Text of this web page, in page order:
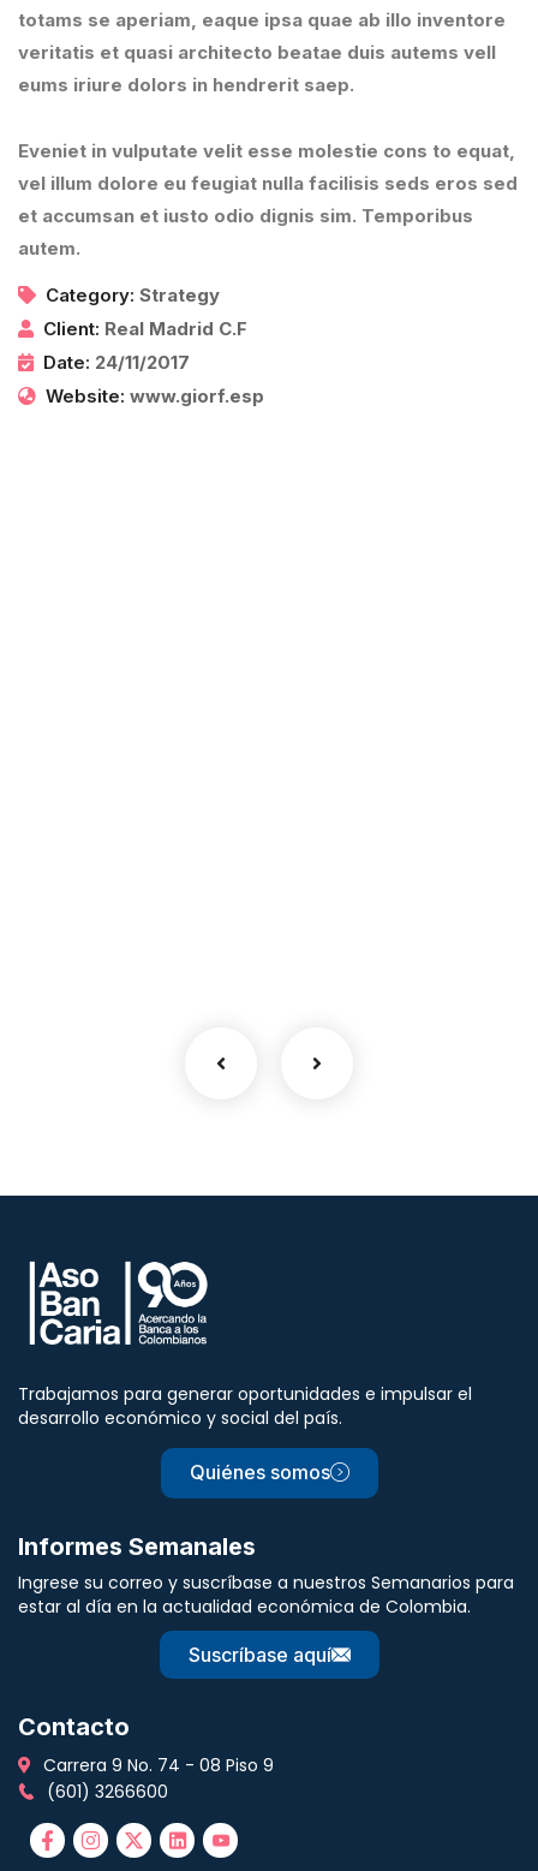
totams se aperiam, eaque ipsa quae ab illo inventore
veritatis et quasi architecto beatae duis autems vell
eums iriure dolors in hendrerit saep.
Eveniet in vulputate velit esse molestie cons to equat,
vel illum dolore eu feugiat nulla facilisis seds eros sed
et accumsan et iusto odio dignis sim. Temporibus
autem.
Category: Strategy
Client: Real Madrid C.F
Date: 24/11/2017
Website: www.giorf.esp
Informe de gestión gremial
Trabajamos para generar oportunidades e impulsar el
desarrollo económico y social del país.
Quiénes somos
Informes Semanales
Ingrese su correo y suscríbase a nuestros Semanarios para
estar al día en la actualidad económica de Colombia.
Suscríbase aquí
Contacto
Carrera 9 No. 74 - 08 Piso 9
(601) 3266600